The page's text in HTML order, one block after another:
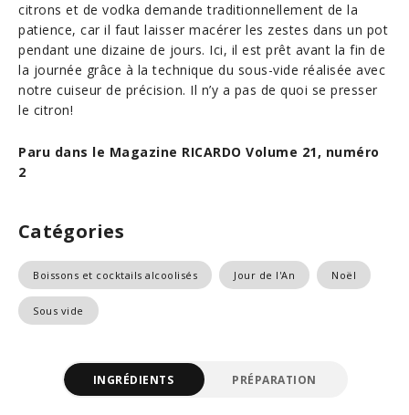
citrons et de vodka demande traditionnellement de la
patience, car il faut laisser macérer les zestes dans un pot
pendant une dizaine de jours. Ici, il est prêt avant la fin de
la journée grâce à la technique du sous-vide réalisée avec
notre cuiseur de précision. Il n’y a pas de quoi se presser
le citron!
Paru dans le Magazine RICARDO Volume 21, numéro
2
Catégories
Boissons et cocktails alcoolisés Jour de l'An Noël
Sous vide
INGRÉDIENTS PRÉPARATION